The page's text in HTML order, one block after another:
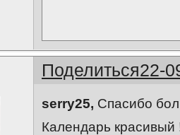
Поделиться22-
serry25, Спасибо
Календарь красивый